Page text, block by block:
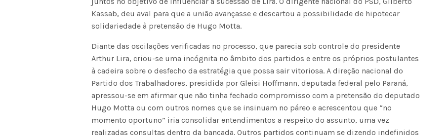
Kassab, deu aval para que a união avançasse e descartou a possibilidade de hipotecar
solidariedade à pretensão de Hugo Motta.
Diante das oscilações verificadas no processo, que parecia sob controle do presidente
Arthur Lira, criou-se uma incógnita no âmbito dos partidos e entre os próprios postulantes
à cadeira sobre o desfecho da estratégia que possa sair vitoriosa. A direção nacional do
Partido dos Trabalhadores, presidida por Gleisi Hoffmann, deputada federal pelo Paraná,
apressou-se em afirmar que não tinha fechado compromisso com a pretensão do deputado
Hugo Motta ou com outros nomes que se insinuam no páreo e acrescentou que “no
momento oportuno” iria consolidar entendimentos a respeito do assunto, uma vez
realizadas consultas dentro da bancada. Outros partidos continuam se dizendo indefinidos